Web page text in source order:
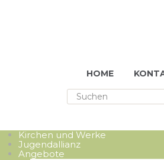
HOME
Kirchen und Werke
Jugendallianz
Angebote